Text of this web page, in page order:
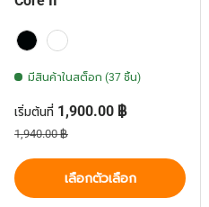
BlackWhite
มีสินค้าในสต็อก (37 ชิ้น)
ราคาส่วนลด
เริ่มต้นที่ 1,900.00 ฿
ราคาปกติ
1,940.00 ฿
เลือกตัวเลือก